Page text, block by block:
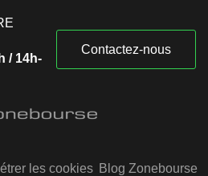
/ 14h-
Contactez-nous
les cookies Blog Zonebourse